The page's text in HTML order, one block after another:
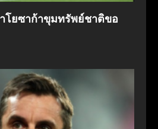
โยซาก้าขุมทรัพย์ชาติขอ